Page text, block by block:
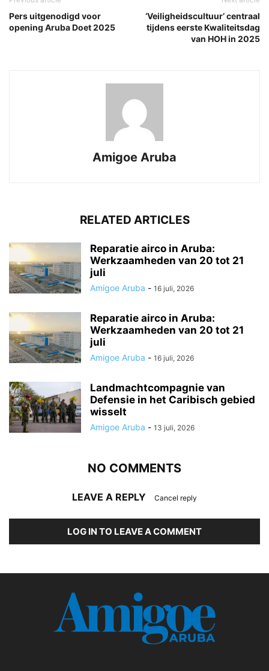
Pers uitgenodigd voor
opening Aruba Doet 2025
‘Veiligheidscultuur’ centraal
tijdens eerste Kwaliteitsdag
van HOH in 2025
Amigoe Aruba
RELATED ARTICLES
Reparatie airco in Aruba:
Werkzaamheden van 20 tot 21
juli
Amigoe Aruba - 16 juli, 2026
Reparatie airco in Aruba:
Werkzaamheden van 20 tot 21
juli
Amigoe Aruba - 16 juli, 2026
Landmachtcompagnie van
Defensie in het Caribisch gebied
wisselt
Amigoe Aruba - 13 juli, 2026
NO COMMENTS
LEAVE A REPLY Cancel reply
LOG IN TO LEAVE A COMMENT